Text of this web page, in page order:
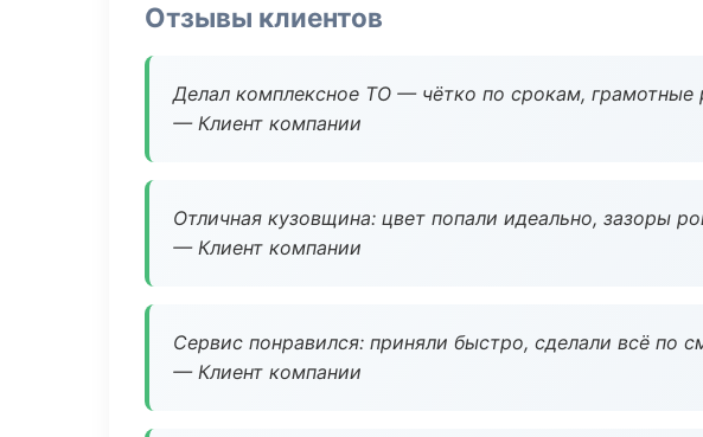
Отзывы клиентов
Делал комплексное ТО — чётко по срокам,
— Клиент компании
Отличная кузовщина: цвет попали идеально, зазоры
— Клиент компании
Сервис понравился: приняли быстро, сделали всё по
— Клиент компании